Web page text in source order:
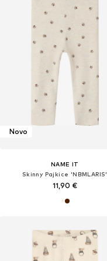
Novo
NAME IT
Skinny Pajkice 'NBMLARIS'
11,90 €